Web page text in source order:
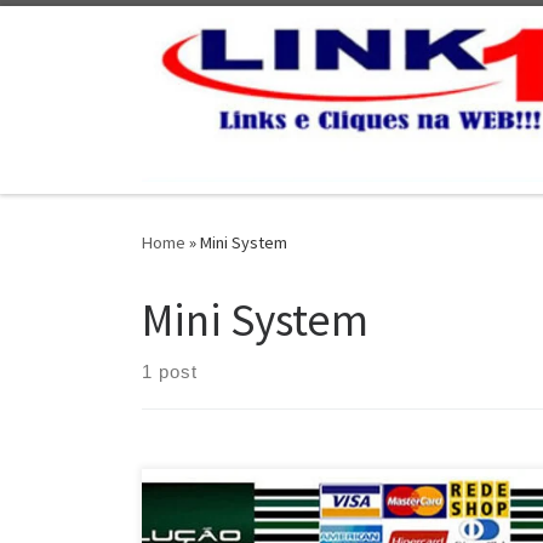
Home »Mini System
Mini System
1 post
Solução Eletrônica , Conserto e Manutenção